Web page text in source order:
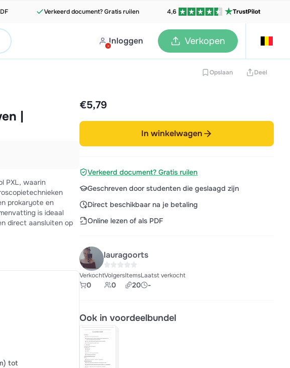
Verkeerd document? Gratis ruilen 4,6 TrustPilot
Inloggen Verkopen
Opslaan Deel
|
PXL, waarin
prokaryote en
is ideaal
direct aansluiten op
tot
€5,79
In winkelwagen
Verkeerd document? Gratis ruilen
Geschreven door studenten die geslaagd zijn
Direct beschikbaar na je betaling
Online lezen of als PDF
lauragoorts
Verkocht
0
Volgers
0
Items
20
Laatst verkocht
-
Ook in voordeelbundel